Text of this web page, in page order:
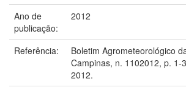
Ano de
publicação:
2012
Referência:
Boletim Agrometeorológico
Campinas, n. 1102012, p. 1-
2012.